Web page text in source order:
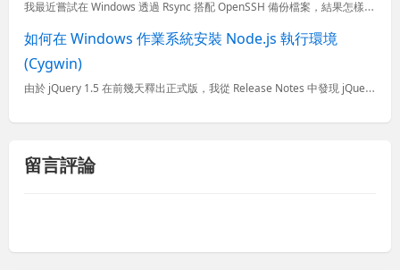
我最近嘗試在 Windows 透過 Rsync 搭配 OpenSSH 備份檔案，結果怎樣都無法設定成功，直到今天才嘗試出一個可行的作法。雖然在 Windows 安裝 Cygwin + cygsshd
如何在 Windows 作業系統安裝 Node.js 執行環境
(Cygwin)
由於 jQuery 1.5 在前幾天釋出正式版，我從 Release Notes 中發現 jQuery Team 這次改用 UglifyJS 對整個 jQuery 原始碼進行編譯 (其實是將 JS 最...
留言評論